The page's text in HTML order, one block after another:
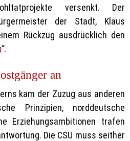
versenkt. Der
der Stadt, Klaus
Rückzug ausdrücklich den
“.
an
kam der Zuzug aus anderen
Prinzipien, norddeutsche
Erziehungsambitionen trafen
Die CSU muss seither